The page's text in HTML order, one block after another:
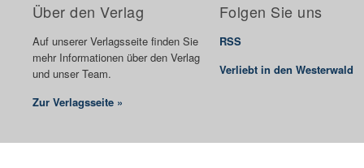
Über den Verlag
Auf unserer Verlagsseite finden Sie
mehr Informationen über den Verlag
und unser Team.
Zur Verlagsseite »
Folgen Sie uns
RSS
Verliebt in den Westerwald